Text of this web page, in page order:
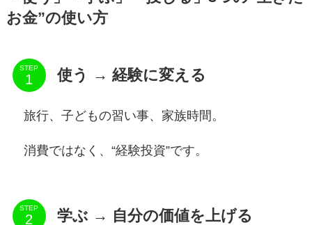
お金”の使い方
STEP 使う → 経験に変える
旅行、子どもの習い事、家族時間。
消費ではなく、“経験投資”です。
STEP 学ぶ → 自分の価値を上げる